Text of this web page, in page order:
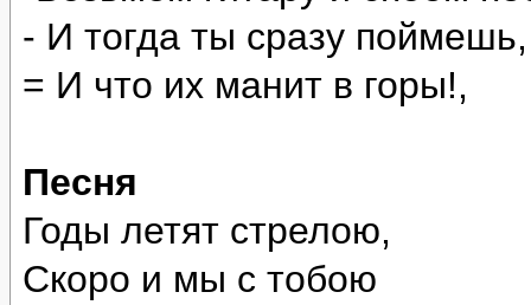
- И тогда ты сразу поймешь,
= И что их манит в горы!,
Песня
Годы летят стрелою,
Скоро и мы с тобою